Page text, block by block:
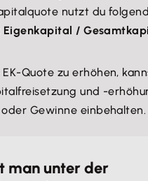
nutzt du
Eigenkapital /
EK-Quote zu erhöhen,
und -
Gewinne einbehalten.
man unter der